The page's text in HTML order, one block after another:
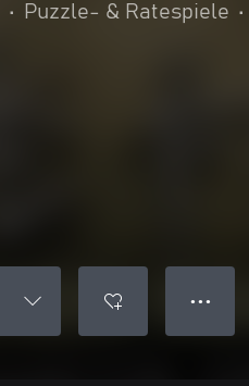
• Puzzle- & Ratespiele •
● ● ●